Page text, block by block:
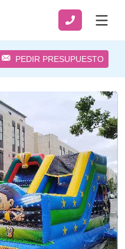
PEDIR PRESUPUESTO